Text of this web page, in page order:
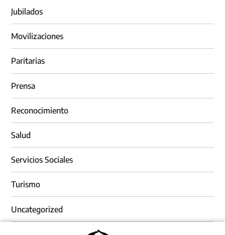
Jubilados
Movilizaciones
Paritarias
Prensa
Reconocimiento
Salud
Servicios Sociales
Turismo
Uncategorized